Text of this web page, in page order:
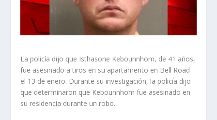
La policía dijo que Isthasone Kebounnhom, de 41 años,
fue asesinado a tiros en su apartamento en Bell Road
el 13 de enero. Durante su investigación, la policía dijo
que determinaron que Kebounnhom fue asesinado en
su residencia durante un robo.